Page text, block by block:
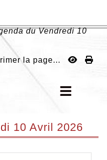
duVendredi 10
la page...
10 Avril 2026